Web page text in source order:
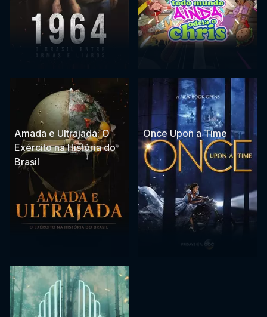
Amada e Ultrajada: O
Exército na História do
Brasil
Once Upon a Time